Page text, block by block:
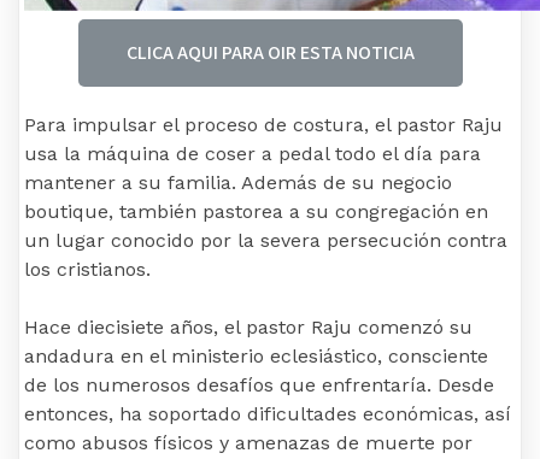
CLICA AQUI PARA OIR ESTA NOTICIA
Para impulsar el proceso de costura, el pastor Raju
usa la máquina de coser a pedal todo el día para
mantener a su familia. Además de su negocio
boutique, también pastorea a su congregación en
un lugar conocido por la severa persecución contra
los cristianos.
Hace diecisiete años, el pastor Raju comenzó su
andadura en el ministerio eclesiástico, consciente
de los numerosos desafíos que enfrentaría. Desde
entonces, ha soportado dificultades económicas, así
como abusos físicos y amenazas de muerte por